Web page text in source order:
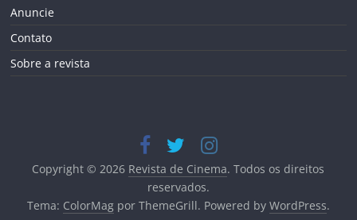
Anuncie
Contato
Sobre a revista
Copyright © 2026 Revista de Cinema. Todos os direitos
reservados.
Tema: ColorMagpor ThemeGrill. Powered by WordPress.